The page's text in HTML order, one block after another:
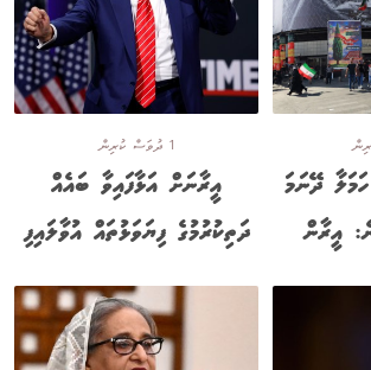
ދޭނަމަ
އީރާން
1 ދުވަސް ކުރިން
އީރާނަށް އަޅާފައިވާ ބައެއް
ދަތިކުރުމުގެ ފިޔަވަޅުތައް އުވާލައިފި